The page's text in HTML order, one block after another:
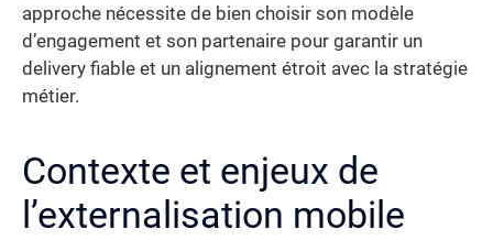
approche nécessite de bien choisir son modèle
d’engagement et son partenaire pour garantir un
delivery fiable et un alignement étroit avec la stratégie
métier.
Contexte et enjeux de
l’externalisation mobile